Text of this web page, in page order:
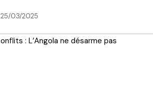
25/03/2025